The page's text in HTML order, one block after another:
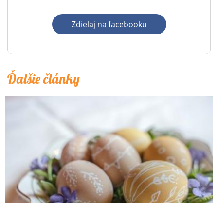
Zdielaj na facebooku
Ďalšie články